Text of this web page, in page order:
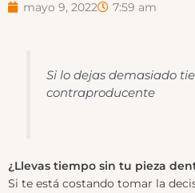
mayo 9, 2022 7:59 am
Si lo dejas demasiado
contraproducente
¿Llevas tiempo sin tu pieza
Si te está costando tomar la